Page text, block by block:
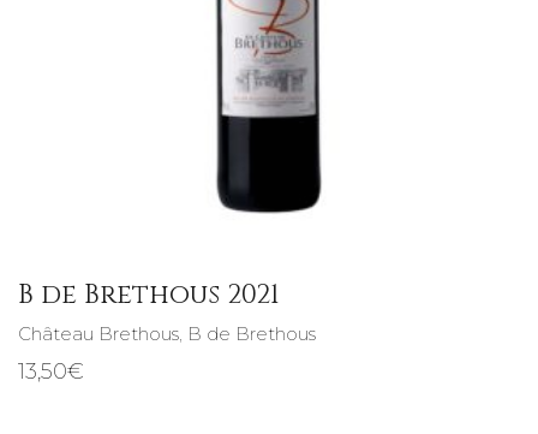
B de Brethous 2021
Château Brethous, B de Brethous
13,50€